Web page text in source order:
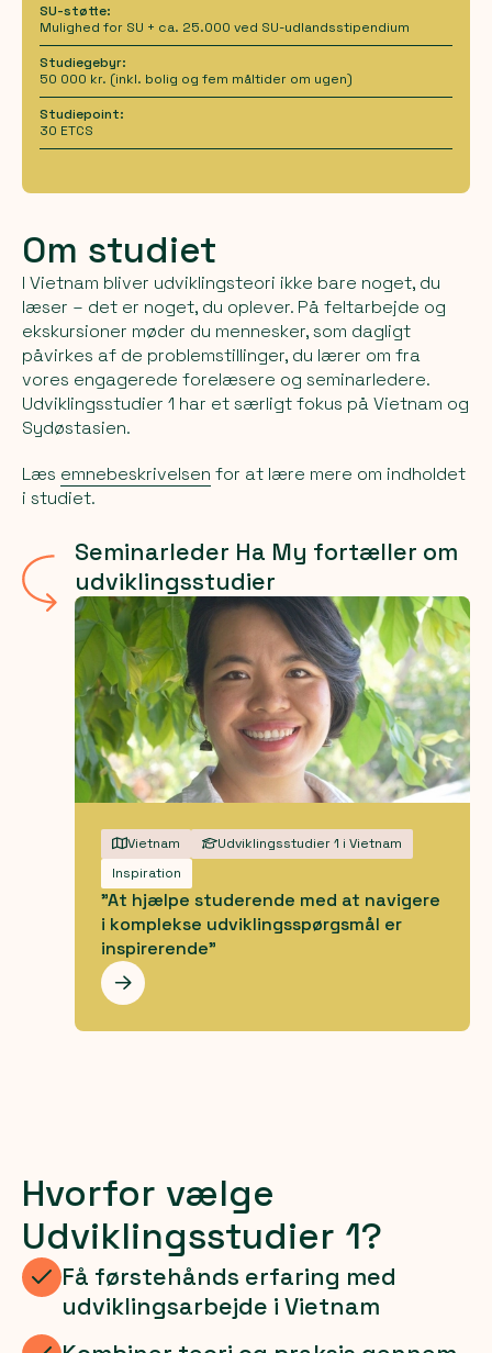
SU-støtte:
Mulighed for SU + ca. 25.000 ved SU-udlandsstipendium
Studiegebyr:
50 000 kr. (inkl. bolig og fem måltider om ugen)
Studiepoint:
30 ETCS
Om studiet
I Vietnam bliver udviklingsteori ikke bare noget, du
læser – det er noget, du oplever. På feltarbejde og
ekskursioner møder du mennesker, som dagligt
påvirkes af de problemstillinger, du lærer om fra
vores engagerede forelæsere og seminarledere.
Udviklingsstudier 1 har et særligt fokus på Vietnam og
Sydøstasien.
Læs emnebeskrivelsen for at lære mere om indholdet
i studiet.
Seminarleder Ha My fortæller om
udviklingsstudier
Vietnam
Udviklingsstudier 1 i Vietnam
Inspiration
"At hjælpe studerende med at navigere
i komplekse udviklingsspørgsmål er
inspirerende"
Les mer
Hvorfor vælge
Udviklingsstudier 1?
Få førstehånds erfaring med
udviklingsarbejde i Vietnam